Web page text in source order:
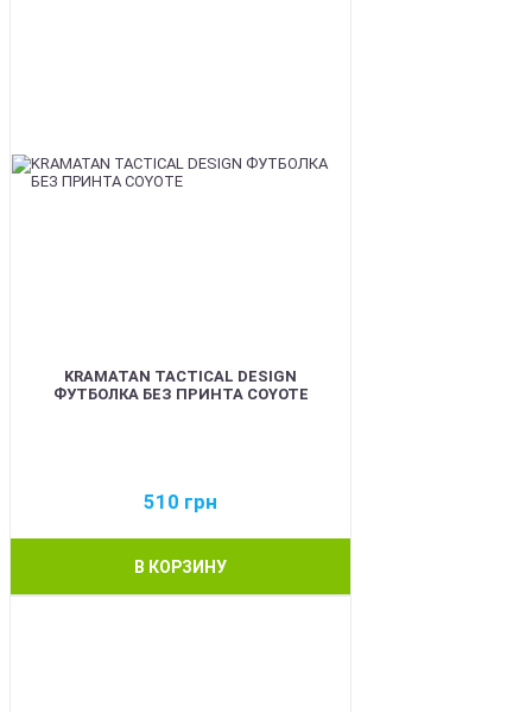
KRAMATAN TACTICAL DESIGN
ФУТБОЛКА БЕЗ ПРИНТА COYOTE
510 грн
В КОРЗИНУ